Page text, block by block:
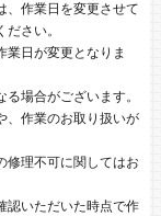
、作業日を変更させて
さい。
業日が変更となりま
場合がございます。
、作業のお取り扱いが
修理不可に関してはお
認いただいた時点で作